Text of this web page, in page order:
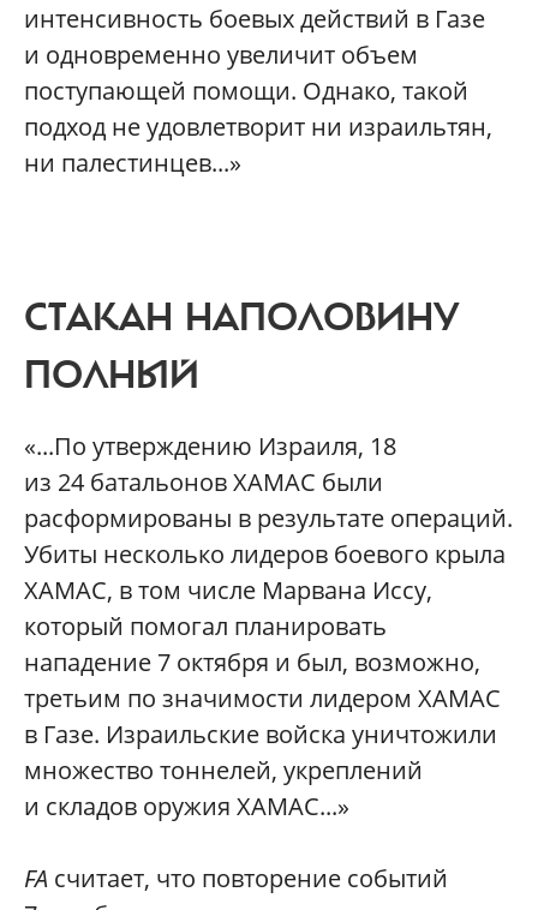
интенсивность боевых действий в Газе
и одновременно увеличит объем
поступающей помощи. Однако, такой
подход не удовлетворит ни израильтян,
ни палестинцев...»
СТАКАН НАПОЛОВИНУ
ПОЛНЫЙ
«...По утверждению Израиля, 18
из 24 батальонов ХАМАС были
расформированы в результате операций.
Убиты несколько лидеров боевого крыла
ХАМАС, в том числе Марвана Иссу,
который помогал планировать
нападение 7 октября и был, возможно,
третьим по значимости лидером ХАМАС
в Газе. Израильские войска уничтожили
множество тоннелей, укреплений
и складов оружия ХАМАС...»
FA считает, что повторение событий